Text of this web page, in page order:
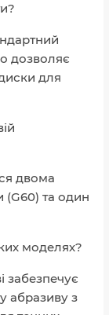
дозволяє
для
двома
(G60) та один
моделях?
забезпечує
абразиву з